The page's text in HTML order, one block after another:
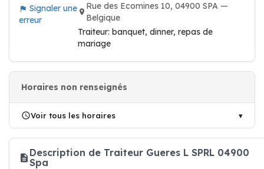
Signaler une
erreur
Rue des Ecomines 10, 04900 SPA —
Belgique
Traiteur: banquet, dinner, repas de
mariage
Horaires non renseignés
Voir tous les horaires
Description de Traiteur Gueres L SPRL 04900
Spa